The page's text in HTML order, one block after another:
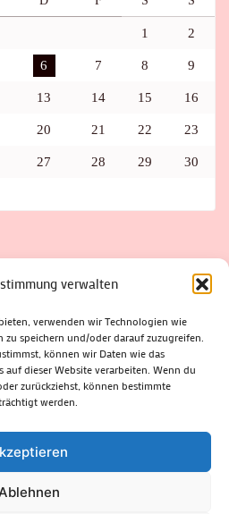
verwalten
verwenden wir Technologien wie
speichern und/oder darauf zuzugreifen.
können wir Daten wie das
dieser Website verarbeiten. Wenn du
zurückziehst, können bestimmte
werden.
1 2
6 7 8 9
13 14 15 16
20 21 22 23
27 28 29 30
FOLK GEWINNSPIEL
HITZE
DANCE JAZZ
KABARETT
KLEINE SUHLER REIHE
LOTTO
MEININGEN
SCHULWEG
SRH
STADTFEST
SUHL
STADTMARKETING
WALD